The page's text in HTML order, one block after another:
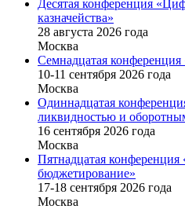
Десятая конференция
казначейства»
28 августа 2026 года
Москва
Семнадцатая
10-11 сентября 2026 года
Москва
Одиннадцатая
ликвидностью и
16 cентября 2026 года
Москва
Пятнадцатая конференция
бюджетирование»
17-18 сентября 2026 года
Москва